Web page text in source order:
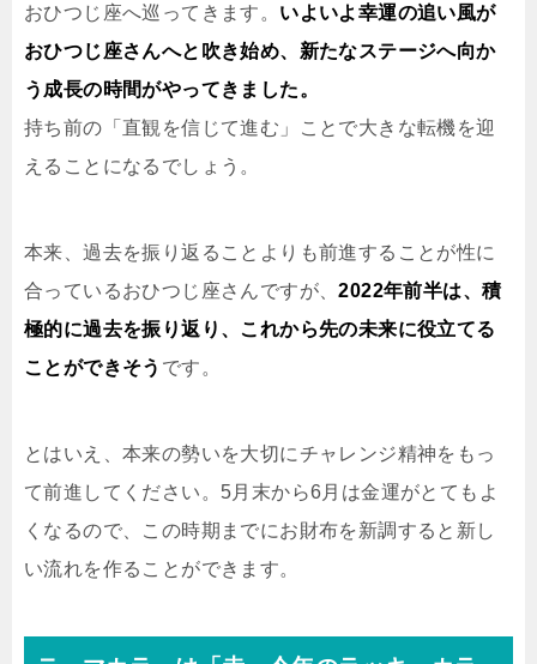
おひつじ座へ巡ってきます。 いよいよ幸運の追い風が
おひつじ座さんへと吹き始め、新たなステージへ向か
う成長の時間がやってきました。
持ち前の「直観を信じて進む」ことで大きな転機を迎
えることになるでしょう。
本来、過去を振り返ることよりも前進することが性に
合っているおひつじ座さんですが、2022年前半は、積
極的に過去を振り返り、これから先の未来に役立てる
ことができそう です。
とはいえ、本来の勢いを大切にチャレンジ精神をもっ
て前進してください。5月末から6月は金運がとてもよ
くなるので、この時期までにお財布を新調すると新し
い流れを作ることができます。